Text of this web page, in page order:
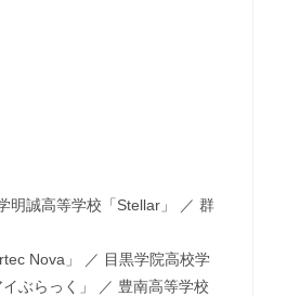
明誠高等学校「Stellar」 ／ 群
Nova」 ／ 目黒学院高校学
ぶらっく」 ／ 豊南高等学校